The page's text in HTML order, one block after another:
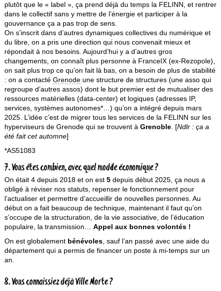
plutôt que le « label », ça prend déjà du temps la FELINN, et rentrer
dans le collectif sans y mettre de l’énergie et participer à la
gouvernance ça a pas trop de sens.
On s’inscrit dans d’autres dynamiques collectives du numérique et
du libre, on a pris une direction qui nous convenait mieux et
répondait à nos besoins. Aujourd’hui y a d’autres gros
changements, on connaît plus personne à FranceIX (ex-Rezopole),
on sait plus trop ce qu’on fait là bas, on a besoin de plus de stabilité
: on a contacté Grenodeune structure de structures (une asso qui
regroupe d’autres assos) dont le but premier est de mutualiser des
ressources matérielles (data-center) et logiques (adresses IP,
services, systèmes autonomes*…) qu’on a intégré depuis mars
2025. L’idée c’est de migrer tous les services de la FELINN sur les
hyperviseurs de Grenode qui se trouvent à Grenoble. [Ndlr : ça a
été fait cet automne]
*AS51083
7. Vous êtes combien, avec quel modèle économique ?
On était 4 depuis 2018 et on est 5depuis début 2025, ça nous a
obligé à réviser nos statuts, repenser le fonctionnement pour
l’actualiser et permettre d’accueillir de nouvelles personnes. Au
début on a fait beaucoup de technique, maintenant il faut qu’on
s’occupe de la structuration, de la vie associative, de l’éducation
populaire, la transmission… Appel aux bonnes volontés !
On est globalement bénévoles, sauf l’an passé avec une aide du
département qui a permis de financer un poste à mi-temps sur un
an.
8. Vous connaissiez déjà Ville Morte ?